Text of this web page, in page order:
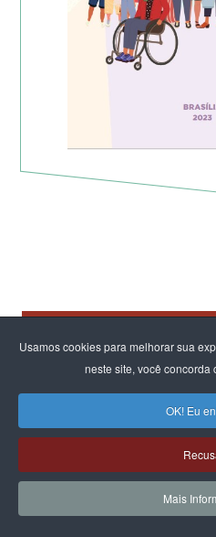
Usamos cookies para melhorar sua
neste site, você concorda
OK! Eu
Mais